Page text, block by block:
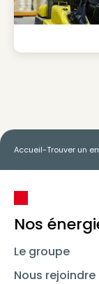
Accueil-Trouver un
Nos
Le groupe
Nous rejoindre